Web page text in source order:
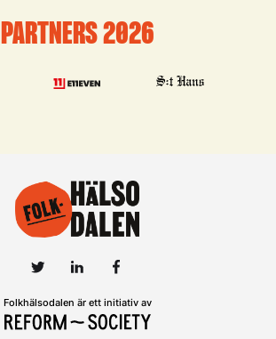
PARTNERS 2026
Folkhälsodalen är ett initiativ av